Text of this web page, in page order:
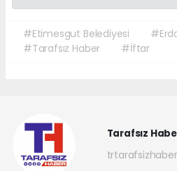
#Etimesgut Belediyesi
#Tarafsız Haber
#İftar
Tarafsız